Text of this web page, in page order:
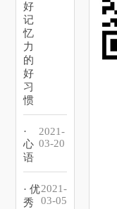
好
记
忆
力
的
好
习
惯
·
心
语
2021-
03-20
· 优
秀
2021-
03-05